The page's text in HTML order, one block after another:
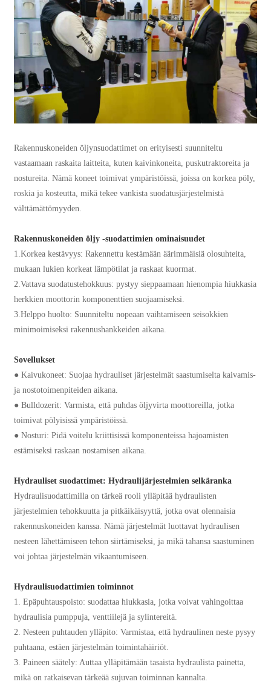
Rakennuskoneiden öljynsuodattimet on erityisesti suunniteltu
vastaamaan raskaita laitteita, kuten kaivinkoneita, puskutraktoreita ja
nostureita. Nämä koneet toimivat ympäristöissä, joissa on korkea pöly,
roskia ja kosteutta, mikä tekee vankista suodatusjärjestelmistä
välttämättömyyden.
Rakennuskoneiden öljy -suodattimien ominaisuudet
1.Korkea kestävyys: Rakennettu kestämään äärimmäisiä olosuhteita,
mukaan lukien korkeat lämpötilat ja raskaat kuormat.
2.Vattava suodatustehokkuus: pystyy sieppaamaan hienompia hiukkasia
herkkien moottorin komponenttien suojaamiseksi.
3.Helppo huolto: Suunniteltu nopeaan vaihtamiseen seisokkien
minimoimiseksi rakennushankkeiden aikana.
Sovellukset
● Kaivukoneet: Suojaa hydrauliset järjestelmät saastumiselta kaivamis-
ja nostotoimenpiteiden aikana.
● Bulldozerit: Varmista, että puhdas öljyvirta moottoreilla, jotka
toimivat pölyisissä ympäristöissä.
● Nosturi: Pidä voitelu kriittisissä komponenteissa hajoamisten
estämiseksi raskaan nostamisen aikana.
Hydrauliset suodattimet: Hydraulijärjestelmien selkäranka
Hydraulisuodattimilla on tärkeä rooli ylläpitää hydraulisten
järjestelmien tehokkuutta ja pitkäikäisyyttä, jotka ovat olennaisia ​​
rakennuskoneiden kanssa. Nämä järjestelmät luottavat hydraulisen
nesteen lähettämiseen tehon siirtämiseksi, ja mikä tahansa saastuminen
voi johtaa järjestelmän vikaantumiseen.
Hydraulisuodattimien toiminnot
1. Epäpuhtauspoisto: suodattaa hiukkasia, jotka voivat vahingoittaa
hydraulisia pumppuja, venttiilejä ja sylintereitä.
2. Nesteen puhtauden ylläpito: Varmistaa, että hydraulinen neste pysyy
puhtaana, estäen järjestelmän toimintahäiriöt.
3. Paineen säätely: Auttaa ylläpitämään tasaista hydraulista painetta,
mikä on ratkaisevan tärkeää sujuvan toiminnan kannalta.